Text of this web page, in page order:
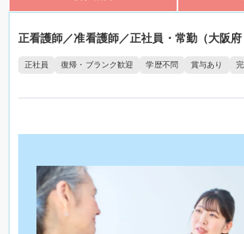
正看護師／准看護師／正社員・常勤（大阪府
正社員 復帰・ブランク歓迎 学歴不問 賞与あり